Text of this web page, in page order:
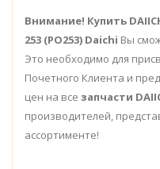
Внимание! Купить
253 (PO253) Daichi Вы
Это необходимо для
Почетного Клиента и
цен на все запчасти
производителей,
ассортименте!